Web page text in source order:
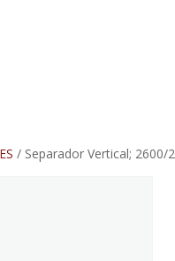
/ Separador Vertical; 2600/